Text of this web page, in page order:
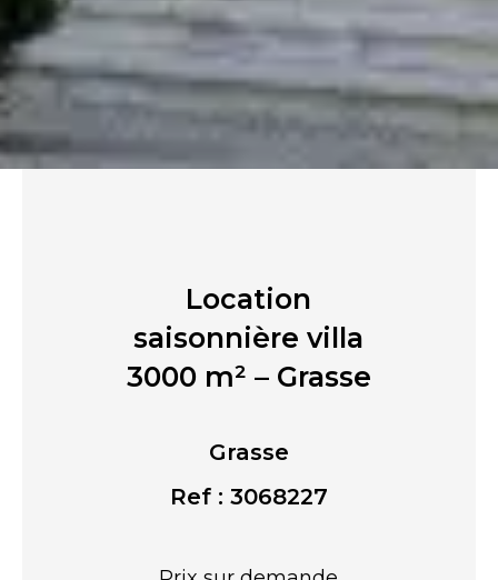
Location
saisonnière villa
3000 m² – Grasse
Grasse
Ref : 3068227